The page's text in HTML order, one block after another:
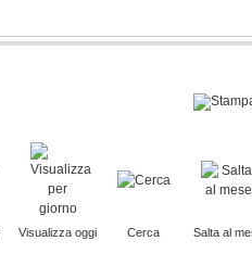
Visualizza oggi Cerca Salta al